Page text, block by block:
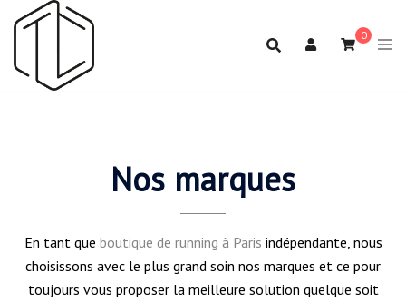
Aller
0
Nos marques
En tant que boutique de running à Paris indépendante, nous
choisissons avec le plus grand soin nos marques et ce pour
toujours vous proposer la meilleure solution quelque soit